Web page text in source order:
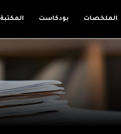
الملخصات بودكاست المكتبة